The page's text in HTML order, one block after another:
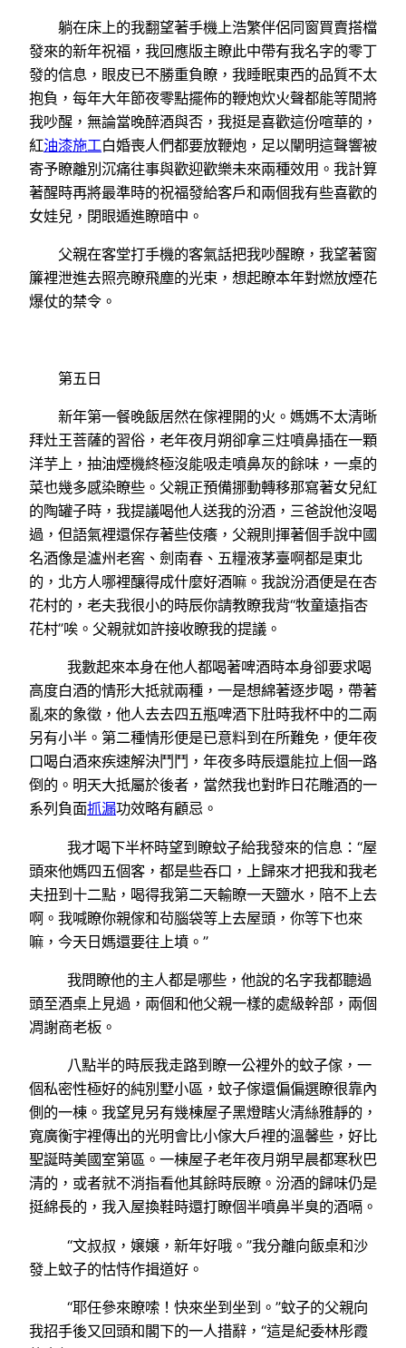
躺在床上的我翻望著手機上浩繁伴侶同窗買賣搭檔
發來的新年祝福，我回應版主瞭此中帶有我名字的零丁
發的信息，眼皮已不勝重負瞭，我睡眠東西的品質不太
抱負，每年大年節夜零點擺佈的鞭炮炊火聲都能等閒將
我吵醒，無論當晚醉酒與否，我挺是喜歡這份喧華的，
紅油漆施工白婚喪人們都要放鞭炮，足以闡明這聲響被
寄予瞭離別沉痛往事與歡迎歡樂未來兩種效用。我計算
著醒時再將最準時的祝福發給客戶和兩個我有些喜歡的
女娃兒，閉眼遁進瞭暗中。
父親在客堂打手機的客氣話把我吵醒瞭，我望著窗
簾裡泄進去照亮瞭飛塵的光束，想起瞭本年對燃放煙花
爆仗的禁令。
第五日
新年第一餐晚飯居然在傢裡開的火。媽媽不太清晰
拜灶王菩薩的習俗，老年夜月朔卻拿三炷噴鼻插在一顆
洋芋上，抽油煙機終極沒能吸走噴鼻灰的餘味，一桌的
菜也幾多感染瞭些。父親正預備挪動轉移那寫著女兒紅
的陶罐子時，我提議喝他人送我的汾酒，三爸說他沒喝
過，但語氣裡還保存著些伎癢，父親則揮著個手說中國
名酒像是瀘州老窖、劍南春、五糧液茅臺啊都是東北
的，北方人哪裡釀得成什麼好酒嘛。我說汾酒便是在杏
花村的，老夫我很小的時辰你請教瞭我背“牧童遠指杏
花村”唉。父親就如許接收瞭我的提議。
我數起來本身在他人都喝著啤酒時本身卻要求喝
高度白酒的情形大抵就兩種，一是想綿著逐步喝，帶著
亂來的象徵，他人去去四五瓶啤酒下肚時我杯中的二兩
另有小半。第二種情形便是已意料到在所難免，便年夜
口喝白酒來疾速解決鬥鬥，年夜多時辰還能拉上個一路
倒的。明天大抵屬於後者，當然我也對昨日花雕酒的一
系列負面抓漏功效略有顧忌。
我才喝下半杯時望到瞭蚊子給我發來的信息：“屋
頭來他媽四五個客，都是些吞口，上歸來才把我和我老
夫扭到十二點，喝得我第二天輸瞭一天鹽水，陪不上去
啊。我喊瞭你親傢和茍腦袋等上去屋頭，你等下也來
嘛，今天日媽還要往上墳。”
我問瞭他的主人都是哪些，他說的名字我都聽過
頭至酒桌上見過，兩個和他父親一樣的處級幹部，兩個
凋謝商老板。
八點半的時辰我走路到瞭一公裡外的蚊子傢，一
個私密性極好的純別墅小區，蚊子傢還偏偏選瞭很靠內
側的一棟。我望見另有幾棟屋子黑燈瞎火清絲雅靜的，
寬廣衡宇裡傳出的光明會比小傢大戶裡的溫馨些，好比
聖誕時美國室第區。一棟屋子老年夜月朔早晨都寒秋巴
清的，或者就不消指看他其餘時辰瞭。汾酒的歸味仍是
挺綿長的，我入屋換鞋時還打瞭個半噴鼻半臭的酒嗝。
“文叔叔，嬢嬢，新年好哦。”我分離向飯桌和沙
發上蚊子的怙恃作揖道好。
“耶任參來瞭嗦！快來坐到坐到。”蚊子的父親向
我招手後又回頭和閣下的一人措辭，“這是紀委林彤霞